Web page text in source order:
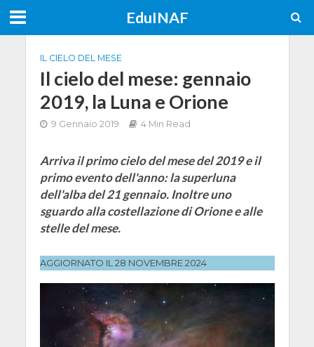
EduINAF
IL CIELO DEL MESE
Il cielo del mese: gennaio
2019, la Luna e Orione
9 Gennaio 2019 4 Min Read
Arriva il primo cielo del mese del 2019 e il
primo evento dell'anno: la superluna
dell'alba del 21 gennaio. Inoltre uno
sguardo alla costellazione di Orione e alle
stelle del mese.
AGGIORNATO IL 28 NOVEMBRE 2024